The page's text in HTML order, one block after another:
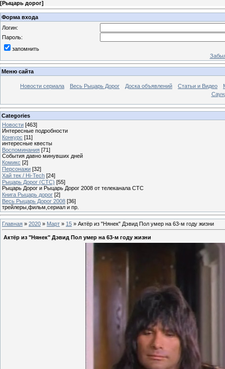
[Рыцарь дорог]
Форма входа
Логин:
Пароль:
запомнить
Меню сайта
Новости сериала Весь Рыцарь Дорог Доска объявлений Статьи и Видео
Categories
Новости [463]
Интересные подробности
Конкурс [11]
интересные квесты
Воспоминания [71]
События давно минувших дней
Комикс [2]
Персонажи [32]
Хай тек / Hi-Tech [24]
Рыцарь Дорог (СТС) [55]
Рыцарь Дорог и Рыцарь Дорог 2008 от телеканала СТС
Книга Рыцарь дорог [2]
Весь Рыцарь Дорог 2008 [36]
трейлеры,фильм,сериал и пр.
Главная » 2020 » Март » 15 » Актёр из "Нянек" Дэвид Пол умер на 63-м году жизни
Актёр из "Нянек" Дэвид Пол умер на 63-м году жизни